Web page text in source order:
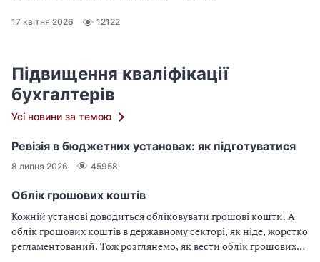
17 квітня 2026 12122
Підвищення кваліфікації
бухгалтерів
Усі новини за темою
Ревізія в бюджетних установах: як підготуватися
8 липня 2026 45958
Облік грошових коштів
Кожній установі доводиться обліковувати грошові кошти. А
облік грошових коштів в державному секторі, як ніде, жорстко
регламентований. Тож розглянемо, як вести облік грошових